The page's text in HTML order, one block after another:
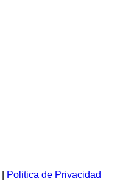
Politica de Privacidad